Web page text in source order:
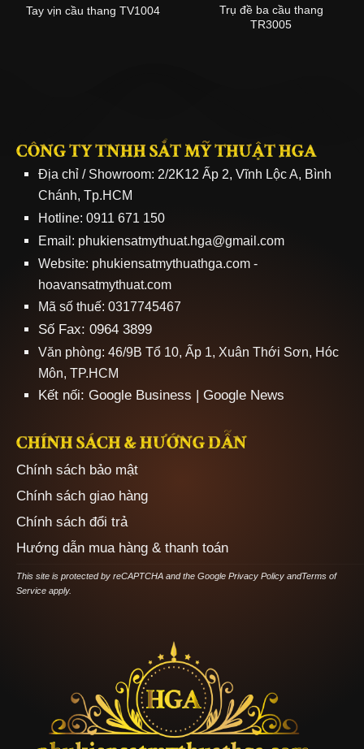
Tay vịn cầu thang TV1004
Trụ đề ba cầu thang
TR3005
CÔNG TY TNHH SẮT MỸ THUẬT HGA
Địa chỉ / Showroom: 2/2K12 Ấp 2, Vĩnh Lộc A, Bình
Chánh, Tp.HCM
Hotline: 0911 671 150
Email: phukiensatmythuat.hga@gmail.com
Website: phukiensatmythuathga.com-
hoavansatmythuat.com
Mã số thuế: 0317745467
Số Fax: 0964 3899
Văn phòng: 46/9B Tổ 10, Ấp 1, Xuân Thới Sơn, Hóc
Môn, TP.HCM
Kết nối: Google Business Google News
CHÍNH SÁCH & HƯỚNG DẪN
Chính sách bảo mật
Chính sách giao hàng
Chính sách đổi trả
Hướng dẫn mua hàng & thanh toán
This site is protected by reCAPTCHA and the Google Privacy PolicyandTerms of
Serviceapply.